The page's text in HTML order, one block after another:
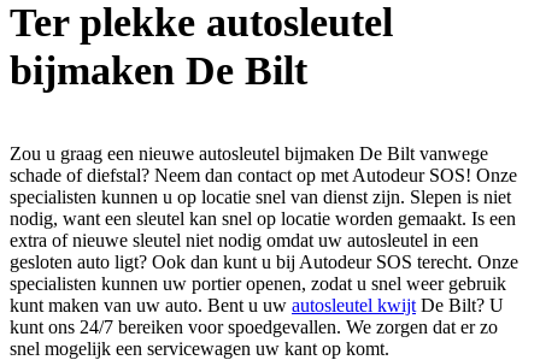
Ter plekke autosleutel
bijmaken De Bilt
Zou u graag een nieuwe autosleutel bijmaken De Bilt vanwege
schade of diefstal? Neem dan contact op met Autodeur SOS! Onze
specialisten kunnen u op locatie snel van dienst zijn. Slepen is niet
nodig, want een sleutel kan snel op locatie worden gemaakt. Is een
extra of nieuwe sleutel niet nodig omdat uw autosleutel in een
gesloten auto ligt? Ook dan kunt u bij Autodeur SOS terecht. Onze
specialisten kunnen uw portier openen, zodat u snel weer gebruik
kunt maken van uw auto. Bent u uw autosleutel kwijt De Bilt? U
kunt ons 24/7 bereiken voor spoedgevallen. We zorgen dat er zo
snel mogelijk een servicewagen uw kant op komt.